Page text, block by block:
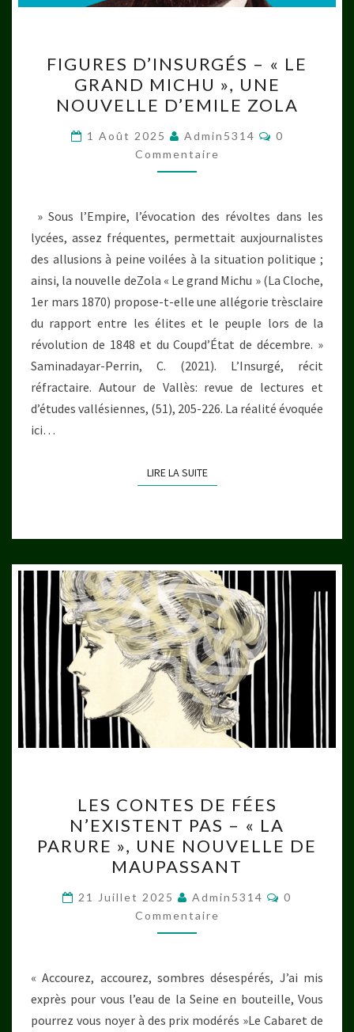
D’INSURGÉS
–
« LE
GRAND
MICHU »,
UNE
D’EMILE
ZOLA
FIGURES D’INSURGÉS – « LE
GRAND MICHU », UNE
NOUVELLE D’EMILE ZOLA
1 Août 2025 Admin5314
0
Commentaire
» Sous l’Empire, l’évocation des révoltes dans les
lycées, assez fréquentes, permettait auxjournalistes
des allusions à peine voilées à la situation politique ;
ainsi, la nouvelle deZola « Le grand Michu » (La Cloche,
1er mars 1870) propose-t-elle une allégorie trèsclaire
du rapport entre les élites et le peuple lors de la
révolution de 1848 et du Coupd’État de décembre. »
Saminadayar-Perrin, C. (2021). L’Insurgé, récit
réfractaire. Autour de Vallès: revue de lectures et
d’études vallésiennes, (51), 205-226. La réalité évoquée
ici…
LIRE LA SUITELIRE LA SUITE
CONTES
DE
FÉES
N’EXISTENT
PAS
–
« LA
UNE
NOUVELLE
DE
LES CONTES DE FÉES
N’EXISTENT PAS – « LA
PARURE », UNE NOUVELLE DE
MAUPASSANT
21 Juillet 2025 Admin5314
0
Commentaire
« Accourez, accourez, sombres désespérés, J’ai mis
exprès pour vous l’eau de la Seine en bouteille, Vous
pourrez vous noyer à des prix modérés »Le Cabaret de